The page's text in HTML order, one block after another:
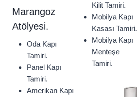
Marangoz
Atölyesi.
Oda Kapı
Tamiri.
Panel Kapı
Tamiri.
Amerikan Kapı
Kilit Tamiri.
Mobilya Kapı
Kasası Tamiri.
Mobilya Kapı
Menteşe
Tamiri.